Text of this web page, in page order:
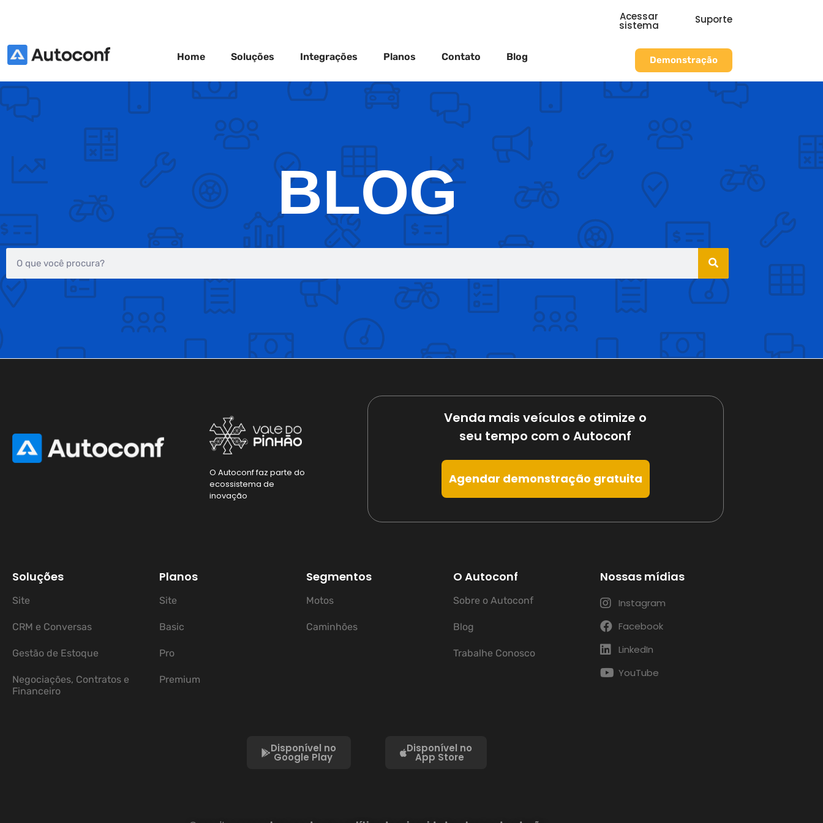
Home Soluções Integrações Planos Contato Blog
Acessar
sistema Suporte
Demonstração
BLOG
O Autoconf faz parte do
ecossistema de
inovação
Venda mais veículos e otimize o
seu tempo com o Autoconf
Agendar demonstração gratuita
Soluções
Site
CRM e Conversas
Gestão de Estoque
Negociações, Contratos e
Financeiro
Planos
Site
Basic
Pro
Premium
Segmentos
Motos
Caminhões
O Autoconf
Sobre o Autoconf
Blog
Trabalhe Conosco
Nossas mídias
Instagram
Facebook
LinkedIn
YouTube
Disponível no
Google Play
Disponível no
App Store